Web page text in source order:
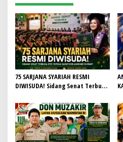
75 SARJANA SYARIAH RESMI
DIWISUDA! Sidang Senat Terbuka
Khidmat, Siapkan Lulusan
Berdaya Saing dan Berintegritas